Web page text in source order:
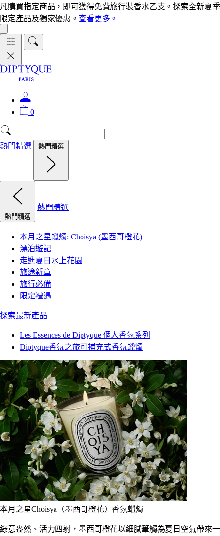
凡購買指定商品，即可獲得免費旅行裝香水乙支。探索全新夏季
限定產品及獨家優惠。 查看更多。
0
熱門精選 熱門精選
熱門精選
熱門精選
本月之星蠟燭: Choisya (墨西哥橙花)
漂泊遊記
走進夏日水上花園
旅途新章
旅行必備
限定禮遇
探索最新產品
Les Essences de Diptyque 個人香氛系列
Diptyque香氛之旅可補充式香氛蠟燭
本月之星Choisya（墨西哥橙花）香氛蠟燭
綠意盎然、活力四射，墨西哥橙花以細膩筆觸為夏日空氣帶來一